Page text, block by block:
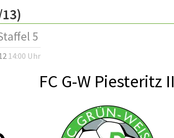
5
14:00 Uhr
FC G-W Piesteritz II